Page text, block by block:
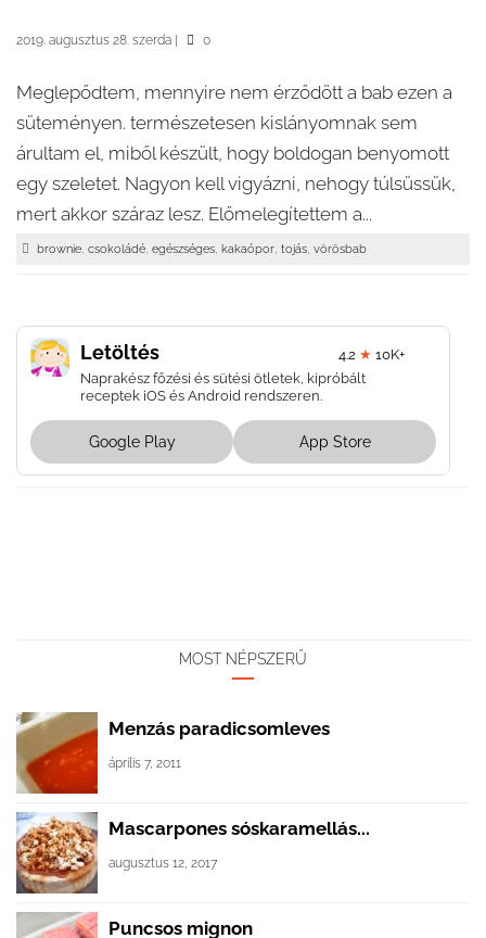
2019. augusztus 28. szerda 0
Meglepődtem, mennyire nem érződött a bab ezen a
süteményen. természetesen kislányomnak sem
árultam el, miből készült, hogy boldogan benyomott
egy szeletet. Nagyon kell vigyázni, nehogy túlsüssük,
mert akkor száraz lesz. Előmelegítettem a...
brownie, csokoládé, egészséges, kakaópor, tojás, vörösbab
Letöltés 4.2 ★ 10K+
Naprakész főzési és sütési ötletek, kipróbált
receptek iOS és Android rendszeren.
Google Play App Store
MOST NÉPSZERŰ
Menzás paradicsomleves
április 7, 2011
Mascarpones sóskaramellás...
augusztus 12, 2017
Puncsos mignon